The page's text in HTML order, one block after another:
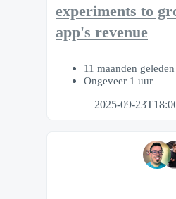
experiments to
app's revenue
11 maanden geleden
Ongeveer 1 uur
2025-09-